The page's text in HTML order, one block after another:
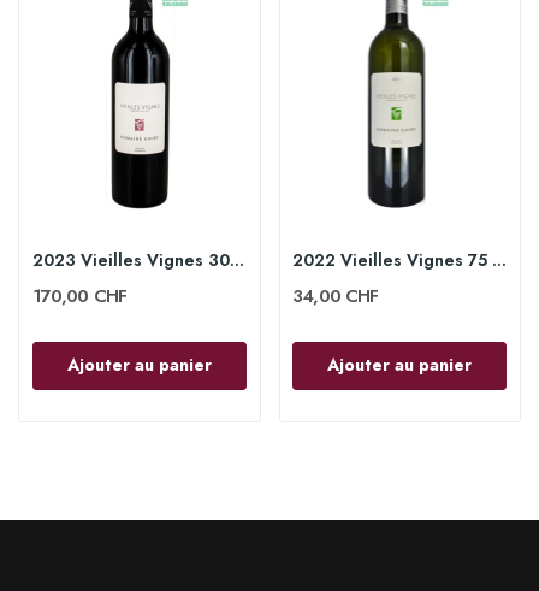
2023 Vieilles Vignes 300 cl - Domaine Gauby
170,00 CHF
Ajouter au panier
2022 Vieilles Vignes 75 cl - Domaine Gauby
34,00 CHF
Ajouter au panier